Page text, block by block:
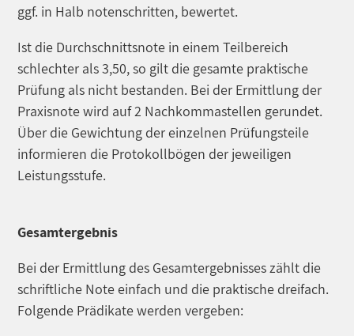
ggf. in Halb notenschritten, bewertet.
Ist die Durchschnittsnote in einem Teilbereich
schlechter als 3,50, so gilt die gesamte praktische
Prüfung als nicht bestanden. Bei der Ermittlung der
Praxisnote wird auf 2 Nachkommastellen gerundet.
Über die Gewichtung der einzelnen Prüfungsteile
informieren die Protokollbögen der jeweiligen
Leistungsstufe.
Gesamtergebnis
Bei der Ermittlung des Gesamtergebnisses zählt die
schriftliche Note einfach und die praktische dreifach.
Folgende Prädikate werden vergeben: